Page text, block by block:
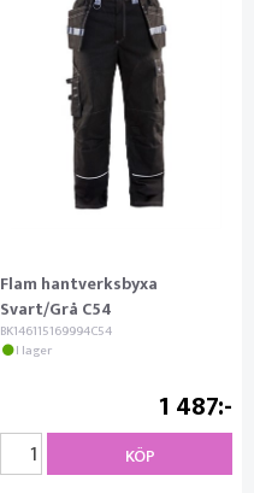
Flam hantverksbyxa
Svart/Grå C54
BK146115169994C54
I lager
1 487
KÖP